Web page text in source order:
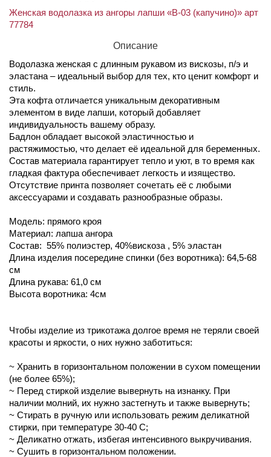
Женская водолазка из ангоры лапши «В-03 (капучино)» арт
77784
Описание
Водолазка женская с длинным рукавом из вискозы, п/э и
эластана – идеальный выбор для тех, кто ценит комфорт и
стиль.
Эта кофта отличается уникальным декоративным
элементом в виде лапши, который добавляет
индивидуальность вашему образу.
Бадлон обладает высокой эластичностью и
растяжимостью, что делает её идеальной для беременных.
Состав материала гарантирует тепло и уют, в то время как
гладкая фактура обеспечивает легкость и изящество.
Отсутствие принта позволяет сочетать её с любыми
аксессуарами и создавать разнообразные образы.
Модель: прямого кроя
Материал: лапша ангора
Состав: 55% полиэстер, 40%вискоза , 5% эластан
Длина изделия посередине спинки (без воротника): 64,5-68
см
Длина рукава: 61,0 см
Высота воротника: 4см
Чтобы изделие из трикотажа долгое время не теряли своей
красоты и яркости, о них нужно заботиться:
~ Хранить в горизонтальном положении в сухом помещении
(не более 65%);
~ Перед стиркой изделие вывернуть на изнанку. При
наличии молний, их нужно застегнуть и также вывернуть;
~ Стирать в ручную или использовать режим деликатной
стирки, при температуре 30-40 С;
~ Деликатно отжать, избегая интенсивного выкручивания.
~ Сушить в горизонтальном положении.